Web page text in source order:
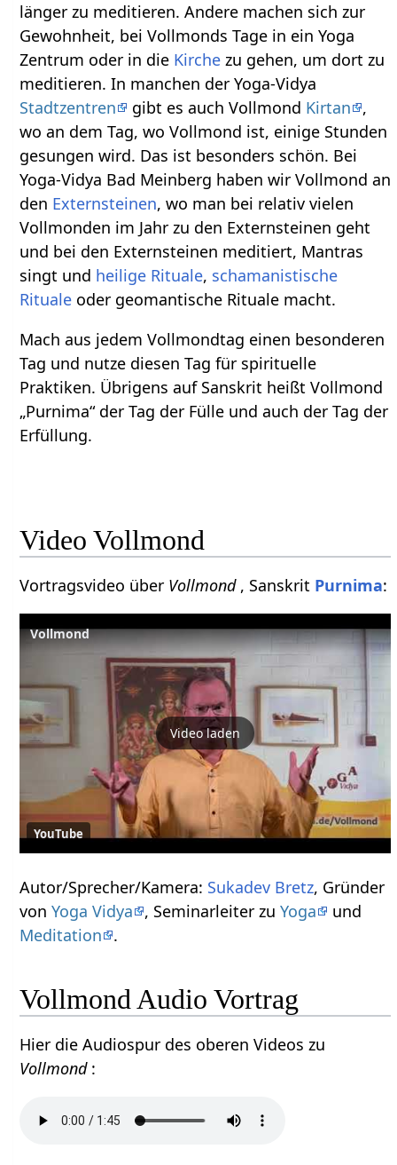
länger zu meditieren. Andere machen sich zur
Gewohnheit, bei Vollmonds Tage in ein Yoga
Zentrum oder in die Kirche zu gehen, um dort zu
meditieren. In manchen der Yoga-Vidya
Stadtzentren
gibt es auch Vollmond Kirtan
,
wo an dem Tag, wo Vollmond ist, einige Stunden
gesungen wird. Das ist besonders schön. Bei
Yoga-Vidya Bad Meinberg haben wir Vollmond an
den Externsteinen, wo man bei relativ vielen
Vollmonden im Jahr zu den Externsteinen geht
und bei den Externsteinen meditiert, Mantras
singt und heilige Rituale, schamanistische
Rituale oder geomantische Rituale macht.
Mach aus jedem Vollmondtag einen besonderen
Tag und nutze diesen Tag für spirituelle
Praktiken. Übrigens auf Sanskrit heißt Vollmond
„Purnima“ der Tag der Fülle und auch der Tag der
Erfüllung.
Video Vollmond
Vortragsvideo über Vollmond , Sanskrit Purnima:
Vollmond
Video laden
YouTube
Autor/Sprecher/Kamera: Sukadev Bretz, Gründer
vonYoga Vidya , Seminarleiter zuYoga
und
Meditation
.
Vollmond Audio Vortrag
Hier die Audiospur des oberen Videos zu
Vollmond :